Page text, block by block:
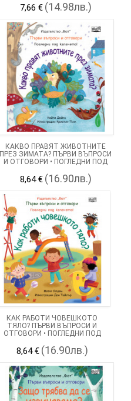
7,66 € (14.98лв.)
КАКВО ПРАВЯТ ЖИВОТНИТЕ
ПРЕЗ ЗИМАТА? ПЪРВИ ВЪПРОСИ
И ОТГОВОРИ • ПОГЛЕДНИ ПОД
8,64 € (16.90лв.)
КАК РАБОТИ ЧОВЕШКОТО
ТЯЛО? ПЪРВИ ВЪПРОСИ И
ОТГОВОРИ • ПОГЛЕДНИ ПОД
8,64 € (16.90лв.)